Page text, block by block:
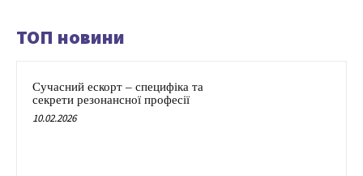
ТОП новини
Сучасний ескорт – специфіка та
секрети резонансної професії
10.02.2026